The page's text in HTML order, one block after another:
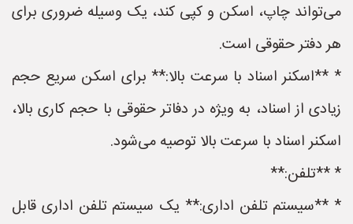
می‌تواند چاپ، اسکن و کپی کند، یک وسیله ضروری برای
هر دفتر حقوقی است.
* **اسکنر اسناد با سرعت بالا:** برای اسکن سریع حجم
زیادی از اسناد، به ویژه در دفاتر حقوقی با حجم کاری بالا،
اسکنر اسناد با سرعت بالا توصیه می‌شود.
* **تلفن:**
* **سیستم تلفن اداری:** یک سیستم تلفن اداری قابل